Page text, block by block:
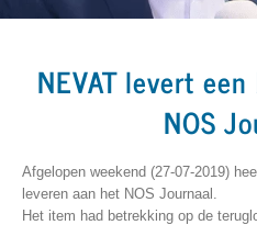
NEVAT levert
NOS
Afgelopen weekend (27-07-2019)
leveren aan het NOS Journaal.
Het item had betrekking op de